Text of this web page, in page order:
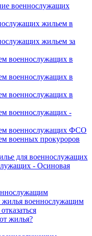
военнослужащих
жильем в
жильем за
военнослужащих в
военнослужащих в
военнослужащих в
военнослужащих -
военнослужащих ФСО
военных прокуроров
для военнослужащих
- Осиновая
жилья военнослужащим
жилья?